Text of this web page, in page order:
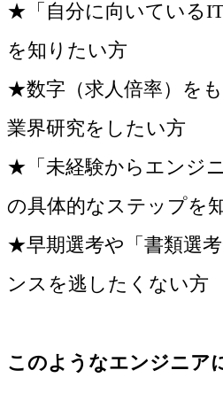
★「自分に向いている
を知りたい方
★数字（求人倍率）を
業界研究をしたい方
★「未経験からエンジ
の具体的なステップを
★早期選考や「書類選
ンスを逃したくない方
このようなエンジニア